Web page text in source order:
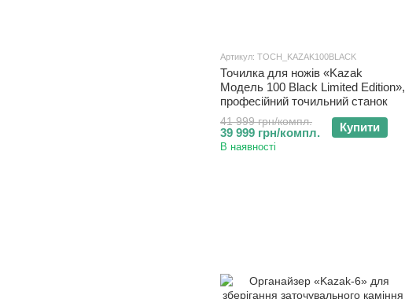
Артикул: TOCH_KAZAK100BLACK
Точилка для ножів «Kazak
Модель 100 Black Limited Edition»,
професійний точильний станок
41 999 грн/компл.
39 999 грн/компл. Купити
В наявності